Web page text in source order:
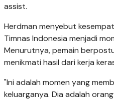
assist.
Herdman menyebut
Timnas Indonesia menjadi
Menurutnya, pemain
menikmati hasil dari kerja
"Ini adalah momen yang
keluarganya. Dia adalah